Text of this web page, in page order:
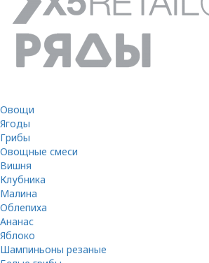
Овощи
Ягоды
Грибы
Овощные смеси
Вишня
Клубника
Малина
Облепиха
Ананас
Яблоко
Шампиньоны резаные